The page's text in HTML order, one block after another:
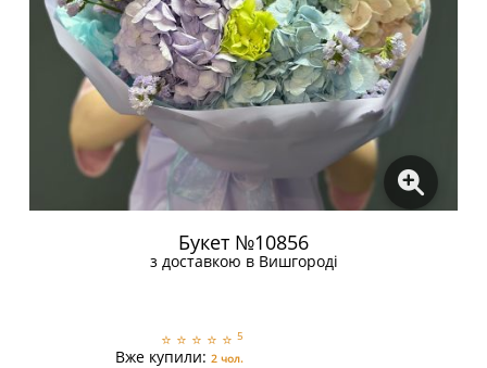
Букет №10856
з доставкою в Вишгороді
⭐ ⭐ ⭐ ⭐ ⭐ 5
Вже купили: 2 чол.